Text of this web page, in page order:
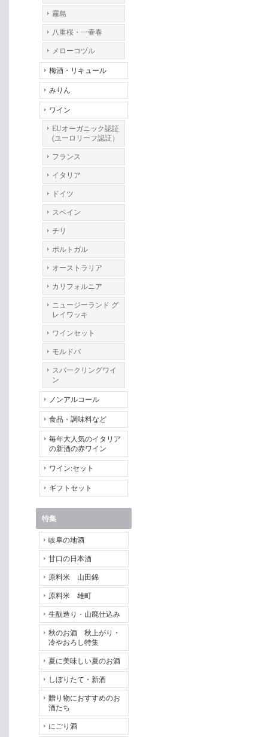
霧島
八重桜・一壷春
メローコヅル
梅酒・リキュール
みりん
ワイン
EUオーガニック認証
(ユーロリーフ認証）
フランス
イタリア
ドイツ
スペイン
チリ
ポルトガル
オーストラリア
カリフォルニア
ニュージーランド グ
レイワッキ
ワインセット
モルドバ
スパークリングワイ
ン
ノンアルコール
食品・調味料など
毎年大人気のイタリア
の新酒の赤ワイン
ワイン:セット
ギフトセット
特集
岐阜の地酒
甘口の日本酒
原料米 山田錦
原料米 雄町
生酛造り・山廃仕込み
秋のお酒 秋上がり・
冷やおろし特集
夏に美味しい夏のお酒
しぼりたて・新酒
贈り物におすすめのお
酒たち
にごり酒